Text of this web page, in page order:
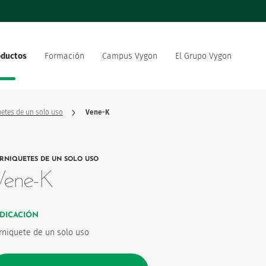
Formación Campus Vygon El Grupo Vygon
mundo Nuestra oferta
de innovación
de un solo uso Vene-K
del producto
DE UN SOLO USO
K
de un solo uso